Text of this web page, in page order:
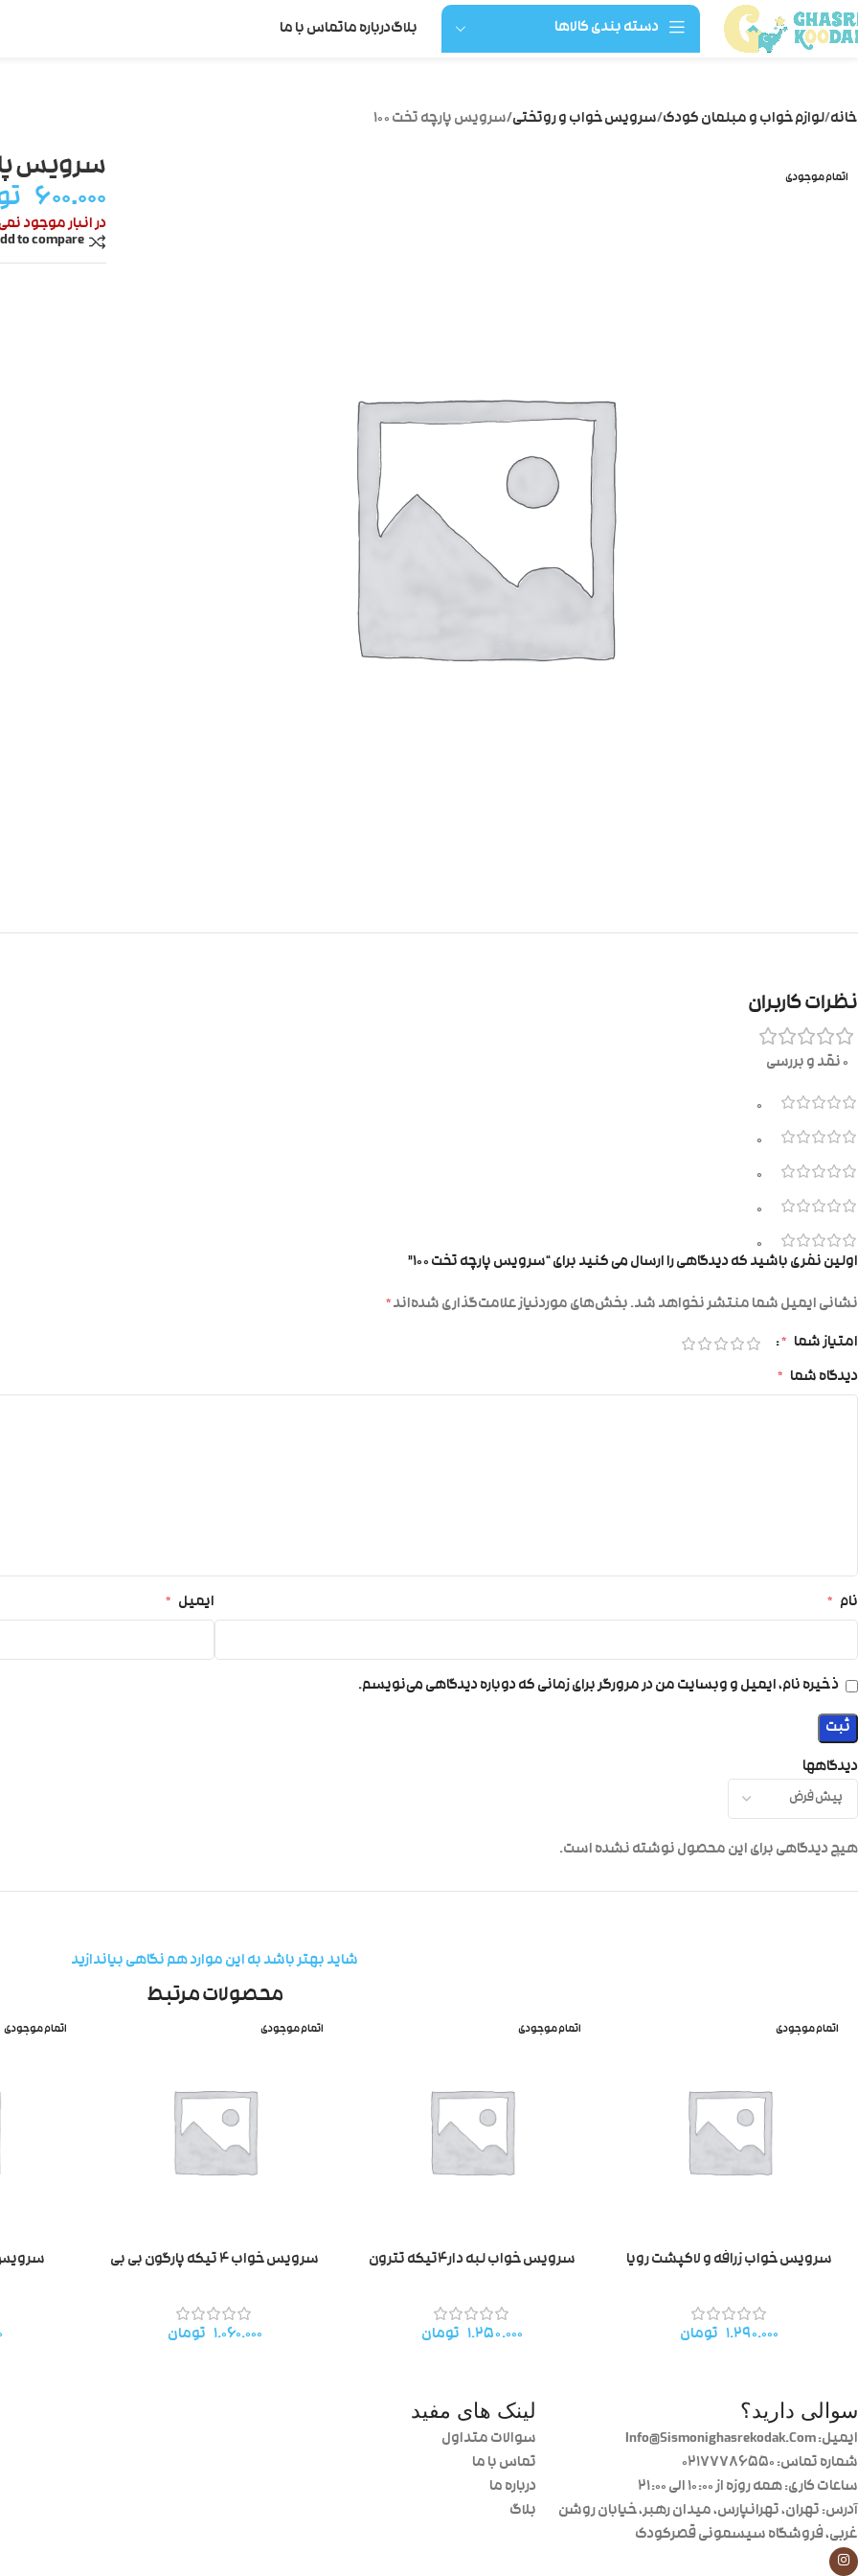
دسته بندی کالاها بلاگدرباره ماتماس با ما
خانه لوازم خواب و مبلمان کودک سرویس خواب و روتختی سرویس پارچه تخت ۱۰۰
اتمام موجودی
سرویس
۶۰۰.۰۰۰
در انبار موجود
to compare
نظرات کاربران
0 نقد و بررسی
0
0
0
0
0
دیدگاهها
هیچ دیدگاهی برای این محصول نوشته نشده است.
اولین نفری باشید که دیدگاهی را ارسال می کنید برای “سرویس پارچه تخت ۱۰۰”
نشانی ایمیل شما منتشر نخواهد شد.بخش‌های موردنیاز علامت‌گذاری شده‌اند*
امتیاز شما *
دیدگاه شما *
نام * ایمیل *
ذخیره نام، ایمیل و وبسایت من در مرورگر برای زمانی که دوباره دیدگاهی می‌نویسم.
شاید بهتر باشد به این موارد هم نگاهی بیاندازید
محصولات مرتبط
اتمام موجودی
سرویس خواب زرافه و لاکپشت رویا
۱.۲۹۰.۰۰۰ تومان
اتمام موجودی
سرویس خواب لبه دار۴تیکه تترون
۱.۲۵۰.۰۰۰ تومان
اتمام موجودی
سرویس خواب ۴ تیکه پارگون بی بی
۱.۰۶۰.۰۰۰ تومان
اتمام موجودی
سرویس خواب
سوالی دارید؟
ایمیل: Info@Sismonighasrekodak.Com
شماره تماس: 02177786550
ساعات کاری: همه روزه از ۱۰:۰۰ الی ۲۱:۰۰
آدرس: تهران، تهرانپارس، میدان رهبر، خیابان روشن
غربی، فروشگاه سیسمونی قصرکودک
لینک های مفید
سوالات متداول
تماس با ما
درباره ما
بلاگ